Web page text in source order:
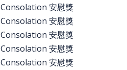
Consolation 安慰獎
Consolation 安慰獎
Consolation 安慰獎
Consolation 安慰獎
Consolation 安慰獎